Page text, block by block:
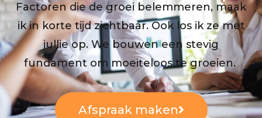
Factoren die de groei belemmeren, maak
ik in korte tijd zichtbaar. Ook los ik ze met
jullie op. We bouwen een stevig
fundament om moeiteloos te groeien.
Afspraak maken